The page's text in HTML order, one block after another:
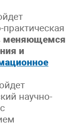
меняющемся
и
научно-